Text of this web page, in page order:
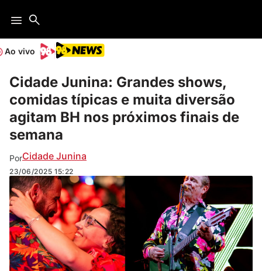
Ao vivo
Cidade Junina: Grandes shows,
comidas típicas e muita diversão
agitam BH nos próximos finais de
semana
PorCidade Junina
23/06/2025 15:22